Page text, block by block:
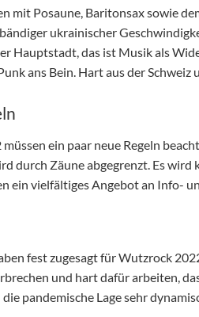
mit Posaune, Baritonsax sowie
ukrainischer
Hauptstadt, das ist Musik als
ans Bein. Hart aus der Schweiz
ein paar neue Regeln
durch Zäune abgegrenzt. Es
ein vielfältiges Angebot an Info-
fest zugesagt für Wutzrock
und hart dafür arbeiten,
pandemische Lage sehr